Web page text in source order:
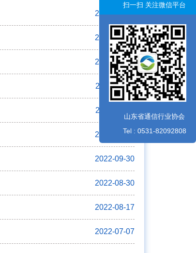
2023-02-22
2023-01-14
2022-12-09
2022-11-07
2022-11-07
2022-09-30
2022-09-30
2022-08-30
2022-08-17
2022-07-07
扫一扫 关注微信平台
山东省通信行业协会
Tel : 0531-82092808